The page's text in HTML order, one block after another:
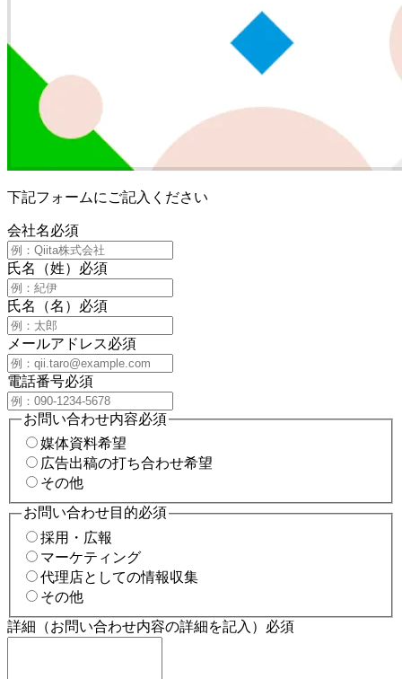
下記フォームにご記入ください
会社名必須
氏名（姓） 必須
氏名（名） 必須
メールアドレス必須
電話番号必須
お問い合わせ内容必須
媒体資料希望
広告出稿の打ち合わせ希望
その他
お問い合わせ目的必須
採用・広報
マーケティング
代理店としての情報収集
その他
詳細（お問い合わせ内容の詳細を記入） 必須